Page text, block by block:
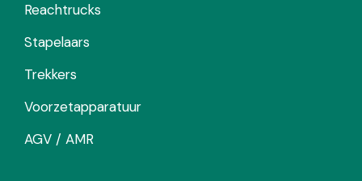
Reachtrucks
Stapelaars
Trekkers
Voorzetapparatuur
AGV / AMR